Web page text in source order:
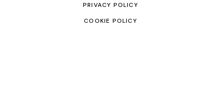
PRIVACY POLICY
COOKIE POLICY